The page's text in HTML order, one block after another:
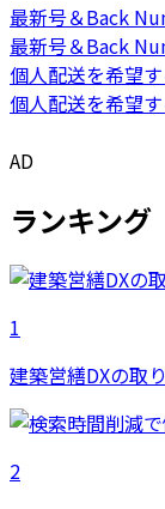
最新号＆Back
最新号＆Back
個人配送を希望
個人配送を希望
AD
ランキング
1
建築営繕DXの取
2